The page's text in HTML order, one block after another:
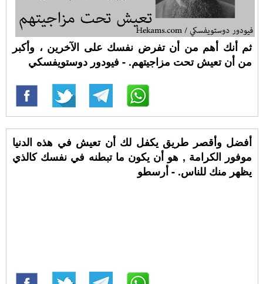
ثم أنك أهم من أن تفرض نفسك على الآخرين ، وأكبر
من أن تعيش تحت مزاجيتهم. - فيودور دوستويفسكي
أفضل وأقصر طريق يكفل لك أن تعيش في هذه الدنيا
موفور الكرامة , هو أن يكون ما تبطنه في نفسك كالذي
يظهر منك للناس. - أرسطو